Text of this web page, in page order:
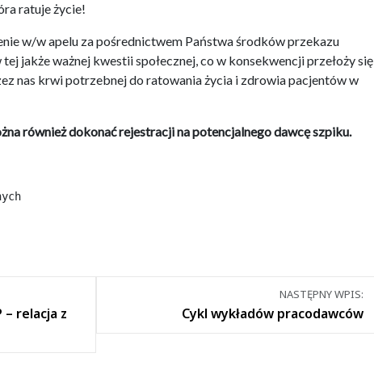
ratuje życie!
w/w apelu za pośrednictwem Państwa środków przekazu
jakże ważnej kwestii społecznej, co w konsekwencji przełoży się
nas krwi potrzebnej do ratowania życia i zdrowia pacjentów w
również dokonać rejestracji na potencjalnego dawcę szpiku.
– relacja z
NASTĘPNY WPIS:
Cykl wykładów pracodawców